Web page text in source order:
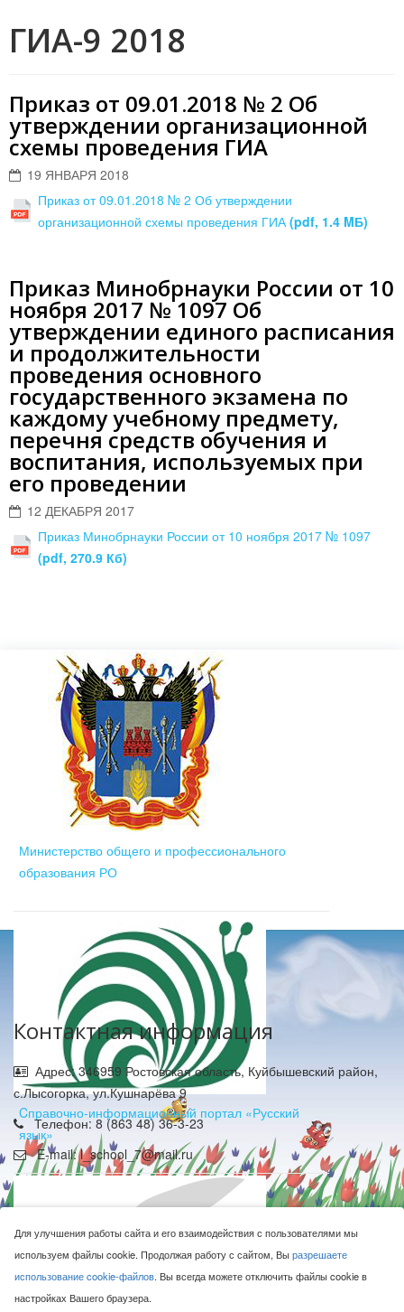
ГИА-9 2018
Приказ от 09.01.2018 № 2 Об
утверждении организационной
схемы проведения ГИА
19 ЯНВАРЯ 2018
Приказ от 09.01.2018 № 2 Об утверждении
организационной схемы проведения ГИА(pdf, 1.4 MБ)
Приказ Минобрнауки России от 10
ноября 2017 № 1097 Об
утверждении единого расписания
и продолжительности
проведения основного
государственного экзамена по
каждому учебному предмету,
перечня средств обучения и
воспитания, используемых при
его проведении
12 ДЕКАБРЯ 2017
Приказ Минобрнауки России от 10 ноября 2017 № 1097
(pdf, 270.9 Кб)
Министерство общего и профессионального
образования РО
Cправочно-информационный портал «Русский
язык»
Контактная информация
Адрес: 346959 Ростовская область, Куйбышевский район,
с.Лысогорка, ул.Кушнарёва 9
Телефон: 8 (863 48) 36-3-23
E-mail: l_school_7@mail.ru
МБОУ Лысогорская СОШ © 2016-2026
Сделано с ❤ в
Для улучшения работы сайта и его взаимодействия с пользователями мы
используем файлы cookie. Продолжая работу с сайтом, Выразрешаете
использование cookie-файлов. Вы всегда можете отключить файлы cookie в
настройках Вашего браузера.